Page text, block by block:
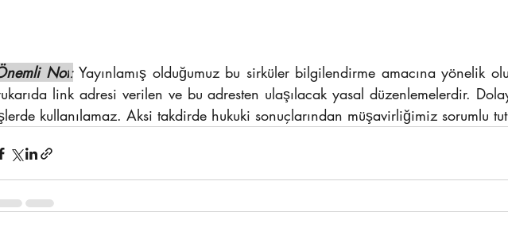
Not: Yayınlamış olduğumuz bu sirküler bilgilendirme amacına yönelik
link adresi verilen ve bu adresten ulaşılacak yasal düzenlemelerdir.
kullanılamaz. Aksi takdirde hukuki sonuçlarından müşavirliğimiz sorumlu